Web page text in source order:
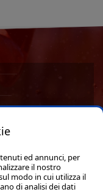
ed annunci, per
il nostro
modo in cui utilizza il
di analisi dei dati